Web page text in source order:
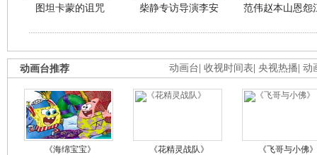
图坦卡蒙的诅咒 柴静专访导演李安 范伟赵本山恩怨
动画台 收视时间表 央视热播 动
动画台推荐
《海绵宝宝》 《花精灵战队》 《飞哥与小佛》